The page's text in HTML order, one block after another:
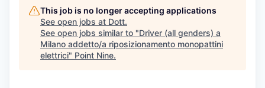
This job is no longer accepting applications
See open jobs at Dott.
See open jobs similar to "Driver (all genders) a
Milano addetto/a riposizionamento monopattini
elettrici" Point Nine.